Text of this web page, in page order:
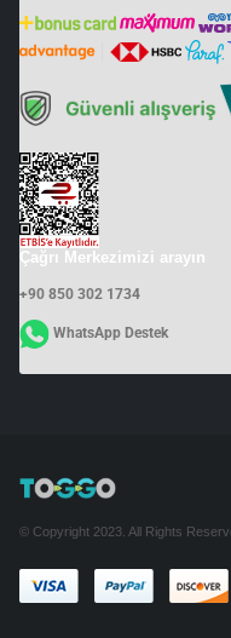
Çağrı Merkezimizi arayın
+90 850 302 1734
WhatsApp Destek
© Copyright 2023. All Rights